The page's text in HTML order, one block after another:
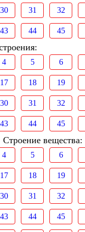
30 31 32
43 44 45
4 5 6
17 18 19
30 31 32
43 44 45
вещества:
4 5 6
17 18 19
30 31 32
43 44 45